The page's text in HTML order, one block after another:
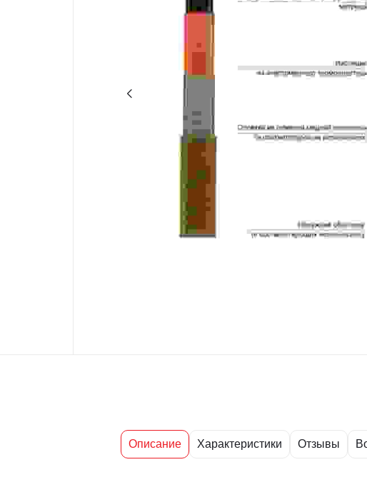
Описание Характеристики Отзывы